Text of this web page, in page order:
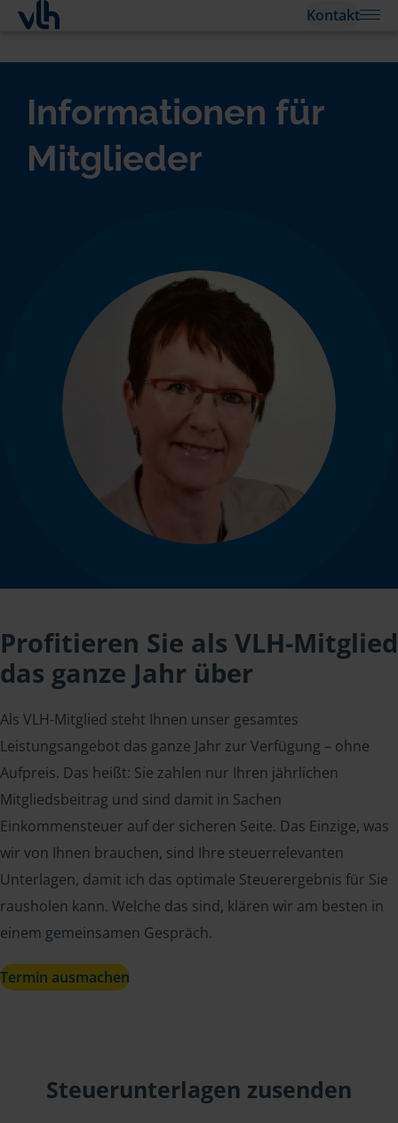
Kontakt
Informationen für
Mitglieder
Profitieren Sie als VLH-Mitglied
das ganze Jahr über
Als VLH-Mitglied steht Ihnen unser gesamtes
Leistungsangebot das ganze Jahr zur Verfügung – ohne
Aufpreis. Das heißt: Sie zahlen nur Ihren jährlichen
Mitgliedsbeitrag und sind damit in Sachen
Einkommensteuer auf der sicheren Seite. Das Einzige, was
wir von Ihnen brauchen, sind Ihre steuerrelevanten
Unterlagen, damit ich das optimale Steuerergebnis für Sie
rausholen kann. Welche das sind, klären wir am besten in
einem gemeinsamen Gespräch.
Termin ausmachen
Steuerunterlagen zusenden